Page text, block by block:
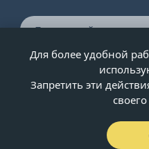
© ООО «Двери-и-точка»,
Для более удобной
Запретить эти